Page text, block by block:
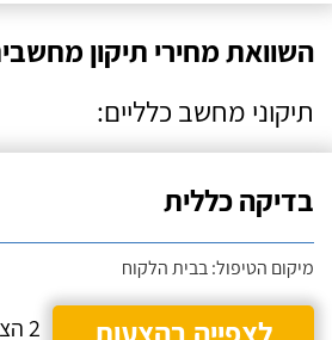
השוואת מחירי תיקון
תיקוני מחשב כלליים:
בדיקה כללית
מיקום הטיפול: בבית הלקוח
2 הצעות